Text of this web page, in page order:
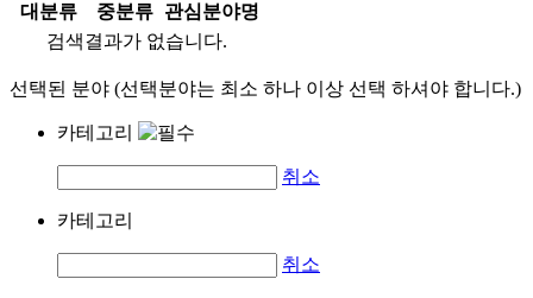
대분류
중분류
관심분야명
검색결과가 없습니다.
선택된 분야 (선택분야는 최소 하나 이상 선택 하셔야 합니다.)
카테고리
취소
카테고리
취소